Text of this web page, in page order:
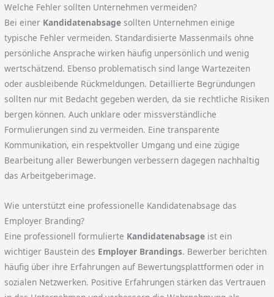
Welche Fehler sollten Unternehmen vermeiden?
Bei einer Kandidatenabsage sollten Unternehmen einige
typische Fehler vermeiden. Standardisierte Massenmails ohne
persönliche Ansprache wirken häufig unpersönlich und wenig
wertschätzend. Ebenso problematisch sind lange Wartezeiten
oder ausbleibende Rückmeldungen. Detaillierte Begründungen
sollten nur mit Bedacht gegeben werden, da sie rechtliche Risiken
bergen können. Auch unklare oder missverständliche
Formulierungen sind zu vermeiden. Eine transparente
Kommunikation, ein respektvoller Umgang und eine zügige
Bearbeitung aller Bewerbungen verbessern dagegen nachhaltig
das Arbeitgeberimage.
Wie unterstützt eine professionelle Kandidatenabsage das
Employer Branding?
Eine professionell formulierte Kandidatenabsage ist ein
wichtiger Baustein des Employer Brandings. Bewerber berichten
häufig über ihre Erfahrungen auf Bewertungsplattformen oder in
sozialen Netzwerken. Positive Erfahrungen stärken das Vertrauen